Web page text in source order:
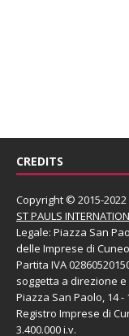
CREDITS
Copyright © 2015-
ST PAULS
Legale: Piazza San
delle Imprese di
Partita IVA
soggetta a direzione
Piazza San Paolo, 14 -
Registro Imprese di
3.400.000 i.v.